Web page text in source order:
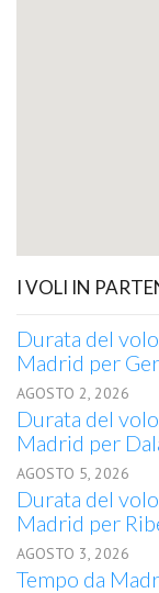
I VOLI IN
Durata del
Madrid per
AGOSTO 2, 2026
Durata del
Madrid per
AGOSTO 5, 2026
Durata del
Madrid per
AGOSTO 3, 2026
Tempo da